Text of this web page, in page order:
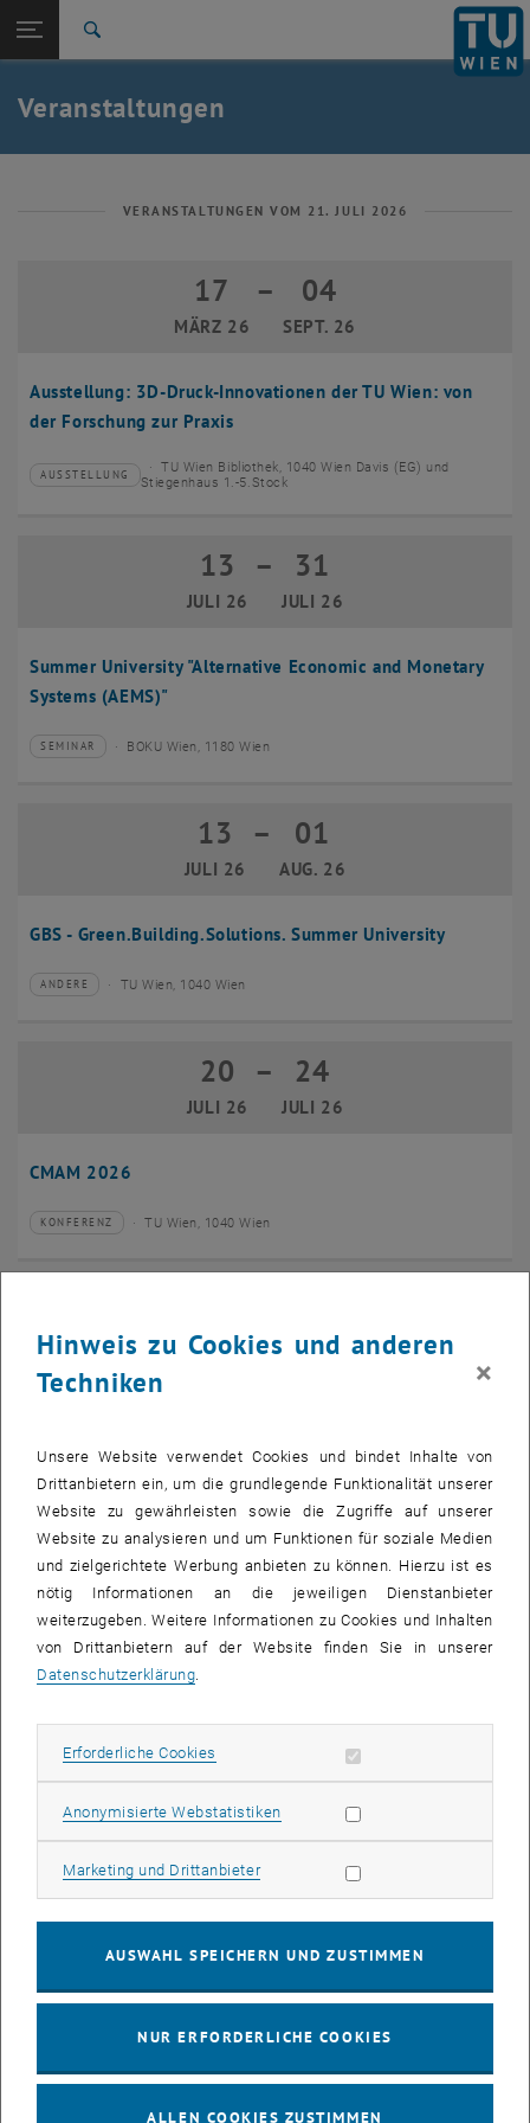
TU Login
Quicklinks
Quicklinks-Menü umschalten
Studium
Karriere
Zurück: Subseiten von Aktuelles auflisten
Aktuelles
Veranstaltungen
VERANSTALTUNGEN VOM 21. JULI 2026
Ausstellung: 3D-Druck-Innovationen der TU Wien: von
der Forschung zur Praxis
17
MÄRZ 26
17 März 2026 bis 04 September 2026
– 04
SEPT. 26
Veranstaltungstyp:
AUSSTELLUNG
Veranstaltungsort:
TU Wien Bibliothek, 1040 Wien Davis (EG) und
Stiegenhaus 1.-5.Stock
Summer University "Alternative Economic and Monetary
Systems (AEMS)"
13
JULI 26
13 Juli 2026 bis 31 Juli 2026
– 31
JULI 26
Veranstaltungstyp:
SEMINAR
Veranstaltungsort:BOKU Wien, 1180 Wien
GBS - Green.Building.Solutions. Summer University
13
JULI 26
13 Juli 2026 bis 01 August 2026
– 01
AUG. 26
Veranstaltungstyp:
ANDERE
Veranstaltungsort:TU Wien, 1040 Wien
CMAM 2026
20
JULI 26
20 Juli 2026 bis 24 Juli 2026
– 24
JULI 26
Veranstaltungstyp:
KONFERENZ
Veranstaltungsort: TU Wien, 1040 Wien
EMBA Online Info Session mit Dekan Prof. Dr. Wolfgang
Güttel
JULI 26
Veranstaltungstyp:
Veranstaltungsort: Online, via Zoom
Info Session Learning Journey Turin
03 August 2026
03
AUG. 26
Veranstaltungstyp:
INFORMATIONSVERANSTALTUNG
Veranstaltungsort: Online, Via Zoom
Stammtisch 04.08.
04
AUG. 26
–
tba, 1060 Wien
Hinweis zu Cookies und anderen
Techniken
×
Unsere Website verwendet Cookies und bindet Inhalte von
Drittanbietern ein, um die grundlegende Funktionalität unserer
Website zu gewährleisten sowie die Zugriffe auf unserer
Website zu analysieren und um Funktionen für soziale Medien
und zielgerichtete Werbung anbieten zu können. Hierzu ist es
nötig Informationen an die jeweiligen Dienstanbieter
weiterzugeben. Weitere Informationen zu Cookies und Inhalten
von Drittanbietern auf der Website finden Sie in unserer
Datenschutzerklärung
Erforderliche Cookies Erforderliche Cookies zulassen
Anonymisierte WebstatistikenStatistik Cookies zulassen
Marketing und DrittanbieterMarketing Cookies zulassen
AUSWAHL SPEICHERN UND ZUSTIMMEN
NUR ERFORDERLICHE COOKIES
ALLEN COOKIES ZUSTIMMEN